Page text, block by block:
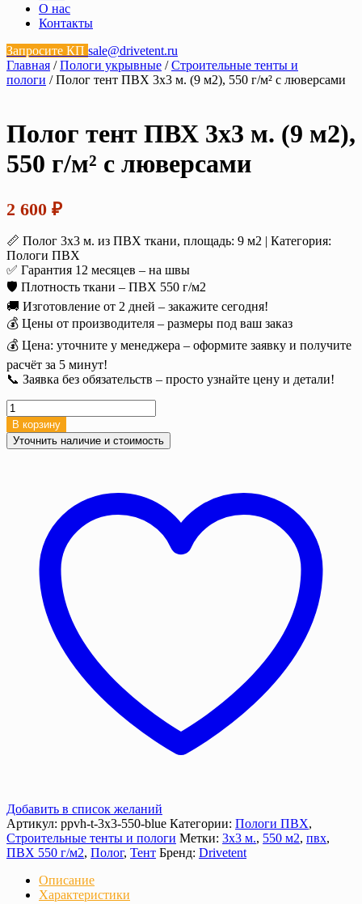
О нас
Контакты
Запросите КП sale@drivetent.ru
Главная /Пологи укрывные /Строительные тенты и
пологи / Полог тент ПВХ 3х3 м. (9 м2), 550 г/м² с люверсами
Полог тент ПВХ 3х3 м. (9 м2),
550 г/м² с люверсами
2 600 ₽
📏 Полог 3х3 м. из ПВХ ткани, площадь: 9 м2 | Категория:
Пологи ПВХ
✅ Гарантия 12 месяцев – на швы
🛡️ Плотность ткани – ПВХ 550 г/м2
🚚 Изготовление от 2 дней – закажите сегодня!
💰 Цены от производителя – размеры под ваш заказ
💰 Цена: уточните у менеджера – оформите заявку и получите
расчёт за 5 минут!
📞 Заявка без обязательств – просто узнайте цену и детали!
Количество
товара
Полог
тент
люверсами
В корзину
Уточнить наличие и стоимость
Добавить в список желаний
Артикул: ppvh-t-3х3-550-blue Категории: Пологи ПВХ,
Строительные тенты и пологи Метки: 3х3 м., 550 м2, пвх,
ПВХ 550 г/м2, Полог, Тент Бренд: Drivetent
Описание
Характеристики